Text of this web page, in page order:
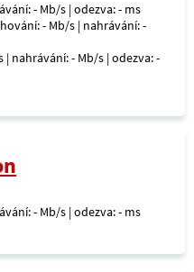
- Mb/s | odezva: - ms
- Mb/s | nahrávání: -
| nahrávání: - Mb/s | odezva: -
- Mb/s | odezva: - ms